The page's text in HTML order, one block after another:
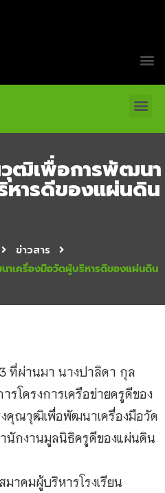
ฒิเพื่อการพัฒนา
หารดีของแผ่นดิน
ข่าวสาร
เครื่องมือวัดผู้บริหารดีของแผ่นดิน
ที่ผ่านมา นางปาลิดา กุล
รโครงการเครือข่ายครูดีของ
คุณวุฒิเพื่อพัฒนาเครื่องมือวัด
นักงานมูลนิธิครูดีของแผ่นดิน
าคมผู้บริหารโรงเรียน